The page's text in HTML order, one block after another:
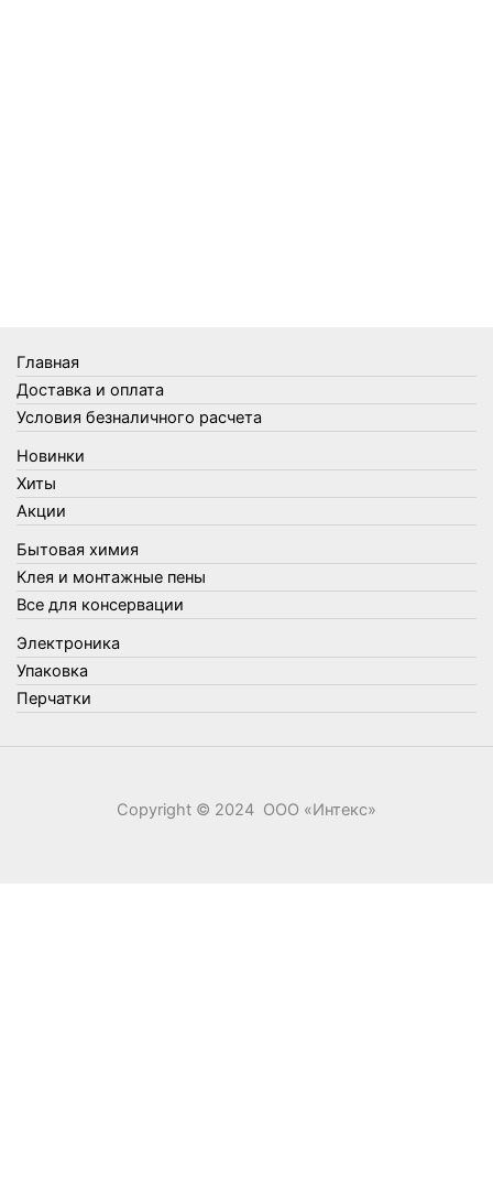
Товары для кухни
Товары для сада и огорода
Товары для туризма и отдыха
Упаковка
Утеплители и прочее
Фонари, лампы и удлинители
Хозяйственные товары
Швабры, стекломои, черенки и насадки
Шнуры, веревки и шпагаты
Электроника
Элементы питания
Главная
Доставка и оплата
Условия безналичного расчета
Новинки
Хиты
Акции
Бытовая химия
Клея и монтажные пены
Все для консервации
Электроника
Упаковка
Перчатки
Copyright © 2024 ООО «‎Интекс»‎